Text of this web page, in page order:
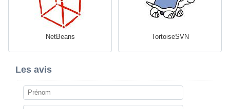
NetBeans TortoiseSVN
Les avis